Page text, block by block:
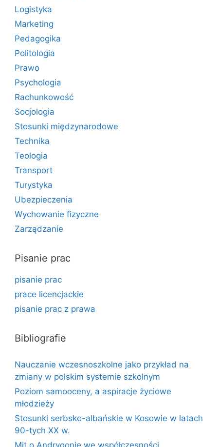
Logistyka
Marketing
Pedagogika
Politologia
Prawo
Psychologia
Rachunkowość
Socjologia
Stosunki międzynarodowe
Technika
Teologia
Transport
Turystyka
Ubezpieczenia
Wychowanie fizyczne
Zarządzanie
Pisanie prac
pisanie prac
prace licencjackie
pisanie prac z prawa
Bibliografie
Nauczanie wczesnoszkolne jako przykład na
zmiany w polskim systemie szkolnym
Poziom samooceny, a aspiracje życiowe
młodzieży
Stosunki serbsko-albańskie w Kosowie w latach
90-tych XX w.
Mit o Andrygonie we współczesności